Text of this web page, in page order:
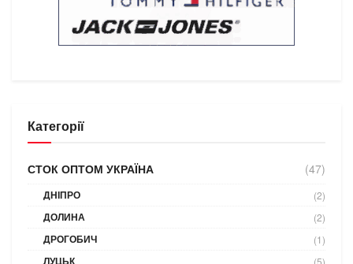
Категорії
СТОК ОПТОМ УКРАЇНА (47)
ДНІПРО (2)
ДОЛИНА (2)
ДРОГОБИЧ (1)
ЛУЦЬК